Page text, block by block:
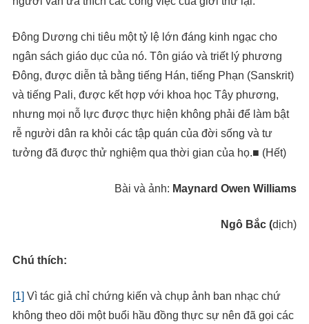
Đông Dương chi tiêu một tỷ lệ lớn đáng kinh ngạc cho
ngân sách giáo dục của nó. Tôn giáo và triết lý phương
Đông, được diễn tả bằng tiếng Hán, tiếng Phạn (Sanskrit)
và tiếng Pali, được kết hợp với khoa học Tây phương,
nhưng mọi nỗ lực được thực hiện không phải để làm bật
rễ người dân ra khỏi các tập quán của đời sống và tư
tưởng đã được thử nghiệm qua thời gian của họ.■ (Hết)
Bài và ảnh: Maynard Owen Williams
Ngô Bắc (dịch)
Chú thích:
[1] Vì tác giả chỉ chứng kiến và chụp ảnh ban nhạc chứ
không theo dõi một buổi hầu đồng thực sự nên đã gọi các